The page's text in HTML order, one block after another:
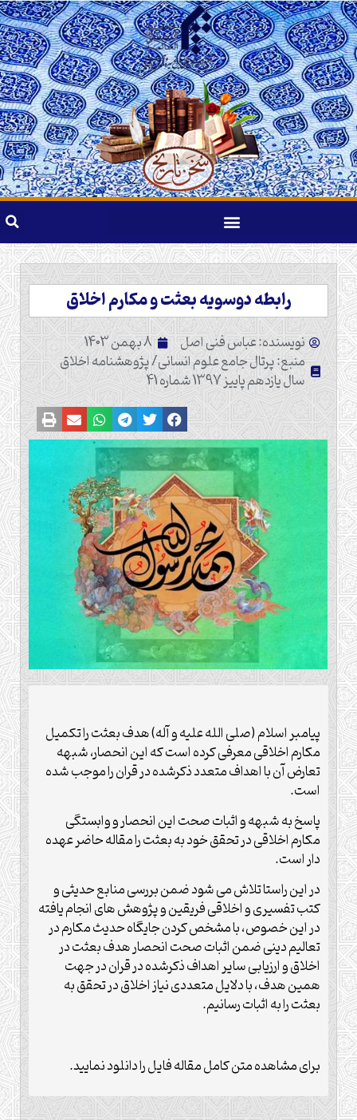
رابطه دوسویه بعثت و مکارم اخلاق
نویسنده: عباس فنی اصل 8 بهمن 1403
منبع: پرتال جامع علوم انسانی/ پژوهشنامه اخلاق
سال یازدهم پاییز 1397 شماره 41
پیامبر اسلام (صلی الله علیه و آله) هدف بعثت را تکمیل
مکارم اخلاقی معرفی کرده است که این انحصار، شبهه
تعارض آن با اهداف متعدد ذکرشده در قران را موجب شده
است.
پاسخ به شبهه و اثبات صحت این انحصار و وابستگی
مکارم اخلاقی در تحقق خود به بعثت را مقاله حاضر عهده
دار است.
در این راستا تلاش می شود ضمن بررسی منابع حدیثی و
کتب تفسیری و اخلاقی فریقین و پژوهش های انجام یافته
در این خصوص، با مشخص کردن جایگاه حدیث مکارم در
تعالیم دینی ضمن اثبات صحت انحصار هدف بعثت در
اخلاق و ارزیابی سایر اهداف ذکرشده در قران در جهت
همین هدف، با دلایل متعددی نیاز اخلاق در تحقق به
بعثت را به اثبات رسانیم.
برای مشاهده متن کامل مقاله فایل را دانلود نمایید.